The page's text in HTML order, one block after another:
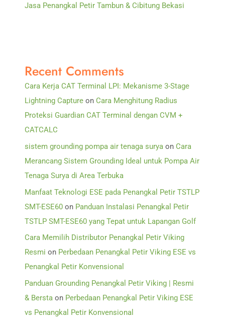
Jasa Penangkal Petir Tambun & Cibitung Bekasi
Recent Comments
Cara Kerja CAT Terminal LPI: Mekanisme 3-Stage
Lightning Capture on Cara Menghitung Radius
Proteksi Guardian CAT Terminal dengan CVM +
CATCALC
sistem grounding pompa air tenaga surya on Cara
Merancang Sistem Grounding Ideal untuk Pompa Air
Tenaga Surya di Area Terbuka
Manfaat Teknologi ESE pada Penangkal Petir TSTLP
SMT-ESE60 on Panduan Instalasi Penangkal Petir
TSTLP SMT-ESE60 yang Tepat untuk Lapangan Golf
Cara Memilih Distributor Penangkal Petir Viking
Resmi on Perbedaan Penangkal Petir Viking ESE vs
Penangkal Petir Konvensional
Panduan Grounding Penangkal Petir Viking | Resmi
& Bersta on Perbedaan Penangkal Petir Viking ESE
vs Penangkal Petir Konvensional